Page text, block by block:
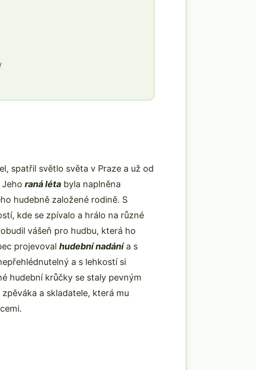
spatřil světlo světa v Praze a už od
raná léta byla naplněna
hudebně založené rodině. S
kde se zpívalo a hrálo na různé
vášeň pro hudbu, která ho
projevoval hudební nadánía s
a s lehkostí si
hudební krůčky se staly pevným
a skladatele, která mu